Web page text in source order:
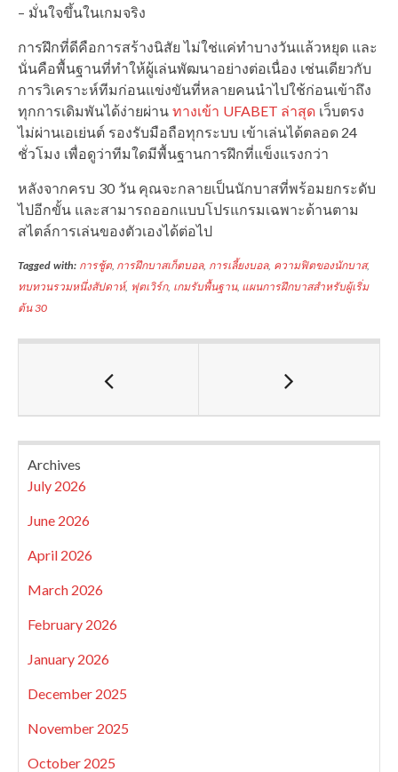
– มั่นใจขึ้นในเกมจริง
การฝึกที่ดีคือการสร้างนิสัย ไม่ใช่แค่ทำบางวันแล้วหยุด และ
นั่นคือพื้นฐานที่ทำให้ผู้เล่นพัฒนาอย่างต่อเนื่อง เช่นเดียวกับ
การวิเคราะห์ทีมก่อนแข่งขันที่หลายคนนำไปใช้ก่อนเข้าถึง
ทุกการเดิมพันได้ง่ายผ่าน ทางเข้า UFABET ล่าสุด เว็บตรง
ไม่ผ่านเอเย่นต์ รองรับมือถือทุกระบบ เข้าเล่นได้ตลอด 24
ชั่วโมง เพื่อดูว่าทีมใดมีพื้นฐานการฝึกที่แข็งแรงกว่า
หลังจากครบ 30 วัน คุณจะกลายเป็นนักบาสที่พร้อมยกระดับ
ไปอีกขั้น และสามารถออกแบบโปรแกรมเฉพาะด้านตาม
สไตล์การเล่นของตัวเองได้ต่อไป
Tagged with: การชู้ต, การฝึกบาสเก็ตบอล, การเลี้ยงบอล, ความฟิตของนักบาส,
ทบทวนรวมหนึ่งสัปดาห์, ฟุตเวิร์ก, เกมรับพื้นฐาน, แผนการฝึกบาสสำหรับผู้เริ่ม
ต้น 30
Archives
July 2026
June 2026
April 2026
March 2026
February 2026
January 2026
December 2025
November 2025
October 2025